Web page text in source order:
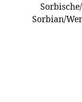
Sorbian/